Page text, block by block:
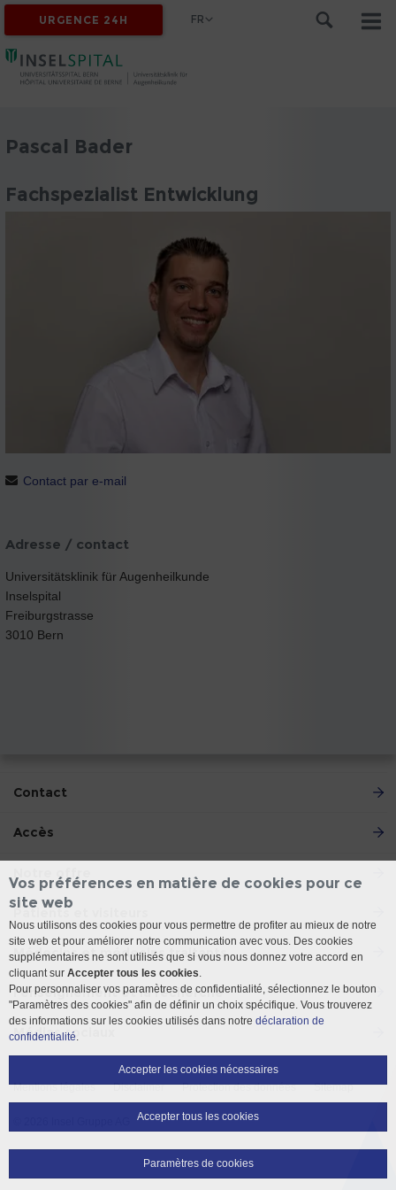
URGENCE 24H FR
Pascal Bader
Fachspezialist Entwicklung
Contact par e-mail
Adresse / contact
Universitätsklinik für Augenheilkunde
Inselspital
Freiburgstrasse
3010 Bern
Contact
Accès
Notre offre
Patients et visiteurs
Médecins et médecins traitants
l'enseignement et la recherche
Médias sociaux
Mentions légales Disclaimer Protection des données Sitemap
Vos préférences en matière de cookies pour ce
site web
Nous utilisons des cookies pour vous permettre de profiter au mieux de notre
site web et pour améliorer notre communication avec vous. Des cookies
supplémentaires ne sont utilisés que si vous nous donnez votre accord en
cliquant sur Accepter tous les cookies.
Pour personnaliser vos paramètres de confidentialité, sélectionnez le bouton
"Paramètres des cookies" afin de définir un choix spécifique. Vous trouverez
des informations sur les cookies utilisés dans notre déclaration de
confidentialité.
Accepter les cookies nécessaires
Accepter tous les cookies
Paramètres de cookies